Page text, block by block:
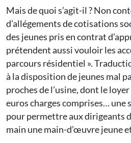
Mais de quoi s’agit-il ? Non
d’allégements de cotisations
des jeunes pris en contrat
prétendent aussi vouloir les
parcours résidentiel ».
à la disposition de jeunes mal
proches de l’usine, dont le
euros charges comprises… une
pour permettre aux dirigeants
main une main-d’œuvre jeune